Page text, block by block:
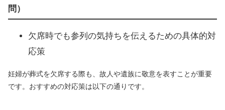
問）
欠席時でも参列の気持ちを伝えるための具体的対
応策
妊婦が葬式を欠席する際も、故人や遺族に敬意を表すことが重要
です。おすすめの対応策は以下の通りです。